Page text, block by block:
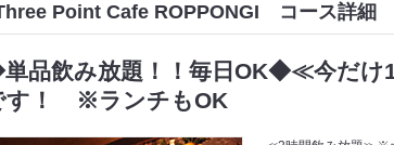
Point Cafe ROPPONGI コース詳細
品飲み放題！！毎日OK◆≪今だ
す！ ※ランチもOK